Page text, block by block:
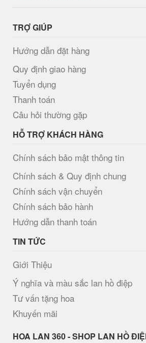
TRỢ GIÚP
Hướng dẫn đặt hàng
Quy định giao hàng
Tuyển dụng
Thanh toán
Câu hỏi thường gặp
HỖ TRỢ KHÁCH HÀNG
Chính sách bảo mật thông tin
Chính sách & Quy định chung
Chính sách vận chuyển
Chính sách bảo hành
Hướng dẫn thanh toán
TIN TỨC
Giới Thiệu
Ý nghĩa và màu sắc lan hồ điệp
Tư vấn tặng hoa
Khuyến mãi
H​OA LAN 360 - SHOP LAN HỒ